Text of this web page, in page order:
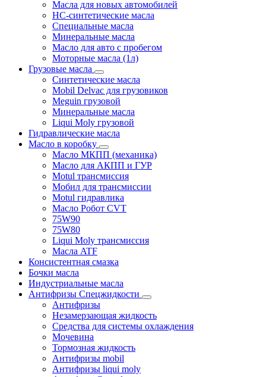
Масла для новых автомобилей
HC-синтетические масла
Специальные масла
Минеральные масла
Масло для авто с пробегом
Моторные масла (1л)
Грузовые масла
Синтетические масла
Mobil Delvac для грузовиков
Meguin грузовой
Минеральные масла
Liqui Moly грузовой
Гидравлические масла
Масло в коробку
Масло МКПП (механика)
Масло для АКПП и ГУР
Motul трансмиссия
Мобил для трансмиссии
Motul гидравлика
Масло Робот CVT
75W90
75W80
Liqui Moly трансмиссия
Масла ATF
Консистентная смазка
Бочки масла
Индустриальные масла
Антифризы Спецжидкости
Антифризы
Незамерзающая жидкость
Средства для системы охлаждения
Мочевина
Тормозная жидкость
Антифризы mobil
Антифризы liqui moly